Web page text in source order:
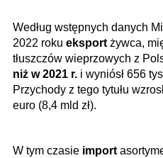
Według wstępnych danych
2022 roku eksport żywca,
tłuszczów wieprzowych z
niż w 2021 r. i wyniósł 656
Przychody z tego tytułu
euro (8,4 mld zł).
W tym czasie import